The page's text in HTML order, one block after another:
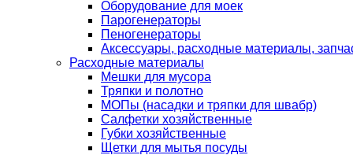
Оборудование для моек
Парогенераторы
Пеногенераторы
Аксессуары, расходные материалы,
Расходные материалы
Мешки для мусора
Тряпки и полотно
МОПы (насадки и тряпки для швабр)
Салфетки хозяйственные
Губки хозяйственные
Щетки для мытья посуды